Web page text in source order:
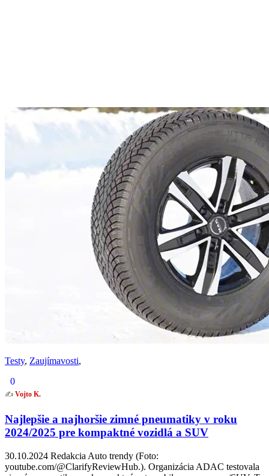
Testy, Zaujímavosti,
0
✍️ Vojto K.
Najlepšie a najhoršie zimné pneumatiky v roku
2024/2025 pre kompaktné vozidlá a SUV
30.10.2024 Redakcia Auto trendy (Foto:
youtube.com/@ClarifyReviewHub.). Organizácia ADAC testovala